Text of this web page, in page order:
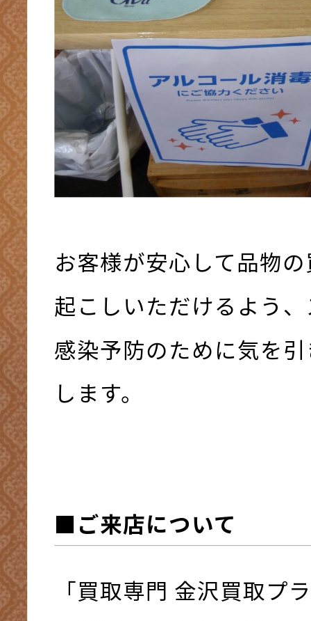
お客様が安心して品物
起こしいただけるよう
感染予防のために気を
します。
■ご来店について
「買取専門 金沢買取プ